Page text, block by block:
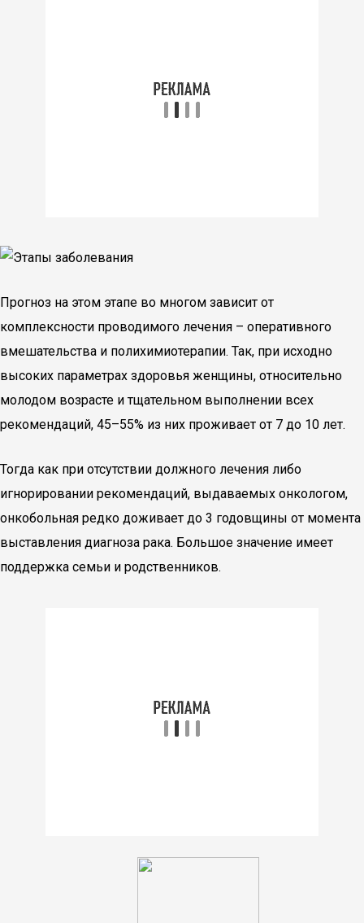
Прогноз на этом этапе во многом зависит от
комплексности проводимого лечения – оперативного
вмешательства и полихимиотерапии. Так, при исходно
высоких параметрах здоровья женщины, относительно
молодом возрасте и тщательном выполнении всех
рекомендаций, 45–55% из них проживает от 7 до 10 лет.
Тогда как при отсутствии должного лечения либо
игнорировании рекомендаций, выдаваемых онкологом,
онкобольная редко доживает до 3 годовщины от момента
выставления диагноза рака. Большое значение имеет
поддержка семьи и родственников.